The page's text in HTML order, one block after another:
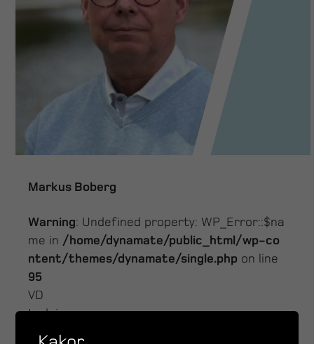
Markus Boberg
Warning: Undefined property: WP_Error::$na
me in /home/dynamate/public_html/wp-co
ntent/themes/dynamate/single.php on line
95
VD
Ledningen
markus.boberg@enerco.se